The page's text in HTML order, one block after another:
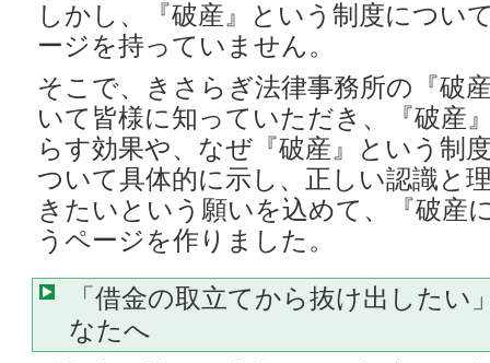
しかし、『破産』という制度につい
ージを持っていません。
そこで、きさらぎ法律事務所の『破
いて皆様に知っていただき、『破産
らす効果や、なぜ『破産』という制
ついて具体的に示し、正しい認識と
きたいという願いを込めて、『破産
うページを作りました。
「借金の取立てから抜け出したい
なたへ